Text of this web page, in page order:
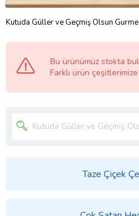
Kutuda Güller ve Geçmiş Olsun
Bu ürünümüz stokta
Farklı ürün
Taze Çiçek